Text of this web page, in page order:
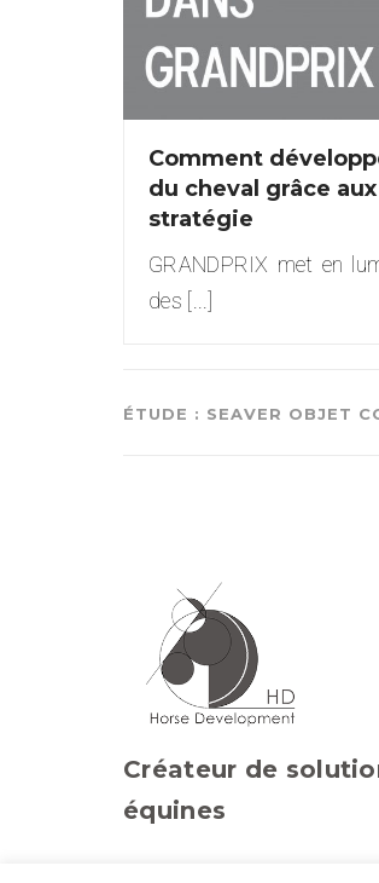
Comment
du cheval grâce
stratégie
GRANDPRIX met en
des [...]
ÉTUDE : SEAVER OBJET
Créateur de
équines